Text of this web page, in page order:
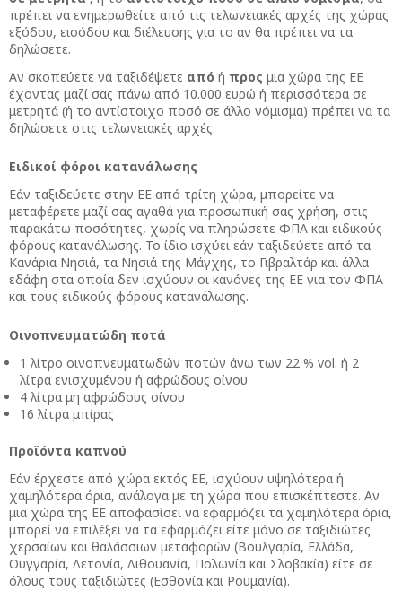
πρέπει να ενημερωθείτε από τις τελωνειακές αρχές της χώρας
εξόδου, εισόδου και διέλευσης για το αν θα πρέπει να τα
δηλώσετε.
Αν σκοπεύετε να ταξιδέψετε από ή προς μια χώρα της ΕΕ
έχοντας μαζί σας πάνω από 10.000 ευρώ ή περισσότερα σε
μετρητά (ή το αντίστοιχο ποσό σε άλλο νόμισμα) πρέπει να τα
δηλώσετε στις τελωνειακές αρχές.
Ειδικοί φόροι κατανάλωσης
Εάν ταξιδεύετε στην ΕΕ από τρίτη χώρα, μπορείτε να
μεταφέρετε μαζί σας αγαθά για προσωπική σας χρήση, στις
παρακάτω ποσότητες, χωρίς να πληρώσετε ΦΠΑ και ειδικούς
φόρους κατανάλωσης. Το ίδιο ισχύει εάν ταξιδεύετε από τα
Κανάρια Νησιά, τα Νησιά της Μάγχης, το Γιβραλτάρ και άλλα
εδάφη στα οποία δεν ισχύουν οι κανόνες της ΕΕ για τον ΦΠΑ
και τους ειδικούς φόρους κατανάλωσης.
Οινοπνευματώδη ποτά
1 λίτρο οινοπνευματωδών ποτών άνω των 22 % vol. ή 2
λίτρα ενισχυμένου ή αφρώδους οίνου
4 λίτρα μη αφρώδους οίνου
16 λίτρα μπίρας
Προϊόντα καπνού
Εάν έρχεστε από χώρα εκτός ΕΕ, ισχύουν υψηλότερα ή
χαμηλότερα όρια, ανάλογα με τη χώρα που επισκέπτεστε. Αν
μια χώρα της ΕΕ αποφασίσει να εφαρμόζει τα χαμηλότερα όρια,
μπορεί να επιλέξει να τα εφαρμόζει είτε μόνο σε ταξιδιώτες
χερσαίων και θαλάσσιων μεταφορών (Βουλγαρία, Ελλάδα,
Ουγγαρία, Λετονία, Λιθουανία, Πολωνία και Σλοβακία) είτε σε
όλους τους ταξιδιώτες (Εσθονία και Ρουμανία).